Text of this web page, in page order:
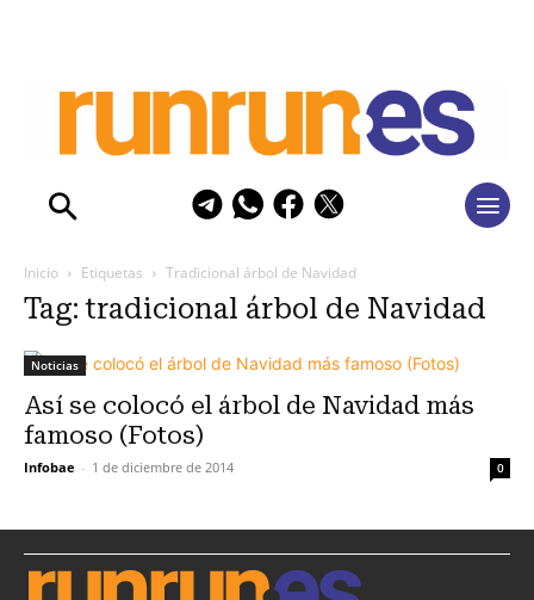
Inicio Etiquetas Tradicional árbol de Navidad
Tag: tradicional árbol de Navidad
Noticias
Así se colocó el árbol de Navidad más
famoso (Fotos)
Infobae - 1 de diciembre de 2014 0